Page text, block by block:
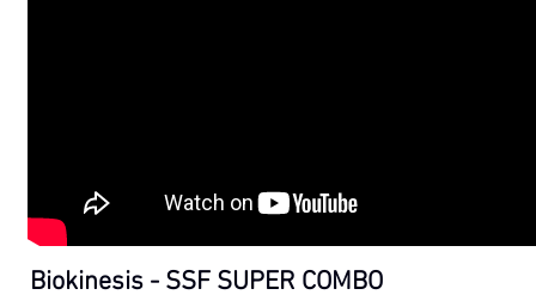
Biokinesis - SSF SUPER COMBO